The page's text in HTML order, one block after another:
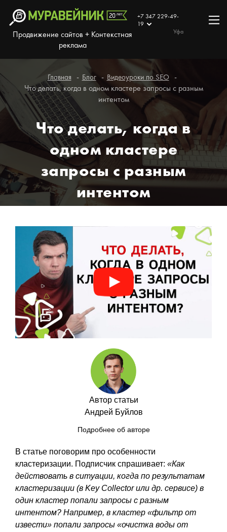
Продвижение сайтов + Контекстная
реклама
+7 347 229-49-
19
Уфа
Главная Блог Видеоуроки по SEO
Что делать, когда в одном кластере запросы с разным
интентом
Что делать, когда в
одном кластере
запросы с разным
интентом
Автор статьи
Андрей Буйлов
Подробнее об авторе
В статье поговорим про особенности
кластеризации. Подписчик спрашивает: «Как
действовать в ситуации, когда по результатам
кластеризации (в Key Collector или др. сервисе) в
один кластер попали запросы с разным
интентом? Например, в кластер «фильтр от
извести» попали запросы «очистка воды от